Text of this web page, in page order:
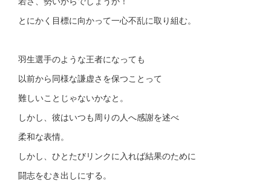
とにかく目標に向かって一心不乱に取り組む。
羽生選手のような王者になっても
以前から同様な謙虚さを保つことって
難しいことじゃないかなと。
しかし、彼はいつも周りの人へ感謝を述べ
柔和な表情。
しかし、ひとたびリンクに入れば結果のために
闘志をむき出しにする。